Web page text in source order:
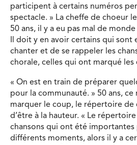
participent à certains numéros
spectacle. » La cheffe de choeur
50 ans, il y a eu pas mal de
Il doit y en avoir certains qui sont
chanter et de se rappeler les
chorale, celles qui ont marqué les
« On est en train de préparer
pour la communauté. » 50 ans, ce
marquer le coup, le répertoire de
d’être à la hauteur. « Le
chansons qui ont été importantes
différents moments, alors il y a